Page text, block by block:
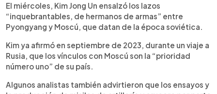
El miércoles, Kim Jong Un ensalzó los lazos
“inquebrantables, de hermanos de armas” entre
Pyongyang y Moscú, que datan de la época soviética.
Kim ya afirmó en septiembre de 2023, durante un viaje a
Rusia, que los vínculos con Moscú son la “prioridad
número uno” de su país.
Algunos analistas también advirtieron que los ensayos y